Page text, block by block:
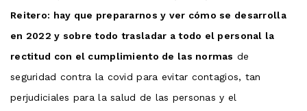
Reitero: hay que prepararnos y ver cómo se desarrolla
en 2022 y sobre todo trasladar a todo el personal la
rectitud con el cumplimiento de las normas de
seguridad contra la covid para evitar contagios, tan
perjudiciales para la salud de las personas y el